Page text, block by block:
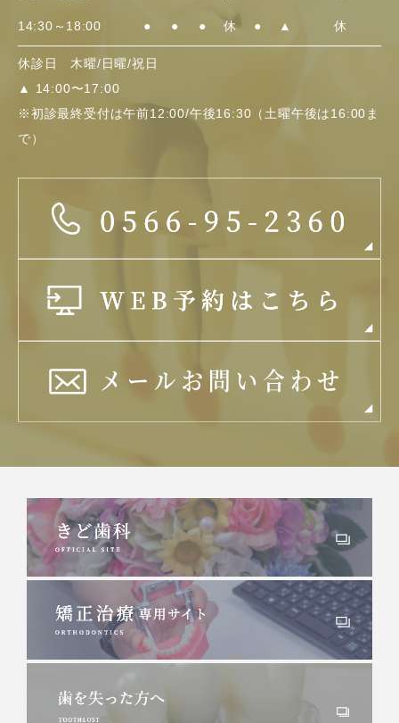
14:30～18:00 ● ● ● 休 ● ▲ 休
休診日 木曜/日曜/祝日
▲
14:00〜17:00
※初診最終受付は午前12:00/午後16:30（土曜午後は16:00ま
で）